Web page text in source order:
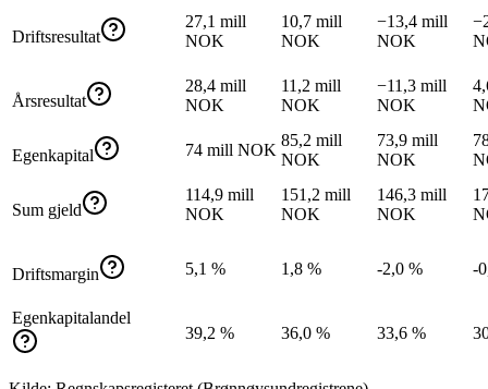
Driftsresultat
27,1 mill
NOK
10,7 mill
NOK
−13,4 mill
NOK
Årsresultat
28,4 mill
NOK
11,2 mill
NOK
−11,3 mill
NOK
Egenkapital 74 mill NOK
85,2 mill
NOK
73,9 mill
NOK
Sum gjeld
114,9 mill
NOK
151,2 mill
NOK
146,3 mill
NOK
Driftsmargin 5,1 % 1,8 % -2,0 % -
Egenkapitalandel
39,2 %
36,0 % 33,6 %